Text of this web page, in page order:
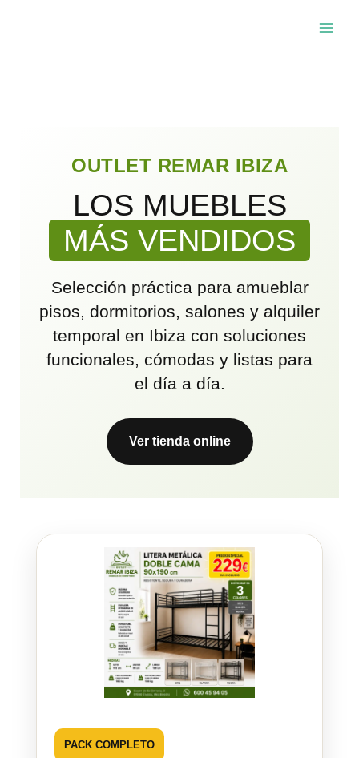
OUTLET REMAR IBIZA
LOS MUEBLES
MÁS VENDIDOS
Selección práctica para amueblar
pisos, dormitorios, salones y alquiler
temporal en Ibiza con soluciones
funcionales, cómodas y listas para
el día a día.
Ver tienda online
PACK COMPLETO